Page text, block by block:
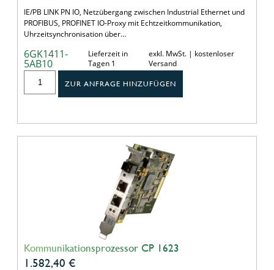
IE/PB LINK PN IO, Netzübergang zwischen Industrial Ethernet und
PROFIBUS, PROFINET IO-Proxy mit Echtzeitkommunikation,
Uhrzeitsynchronisation über…
6GK1411-
5AB10
Lieferzeit in
Tagen 1
exkl. MwSt. | kostenloser
Versand
ZUR ANFRAGE HINZUFÜGEN
Kommunikationsprozessor CP 1623
1.582,40 €